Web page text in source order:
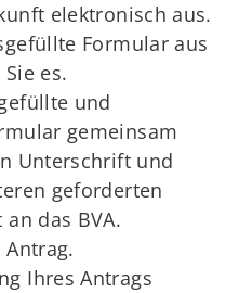
elektronisch aus.
Formular aus
es.
und
gemeinsam
Unterschrift und
geforderten
das BVA.
Ihres Antrags